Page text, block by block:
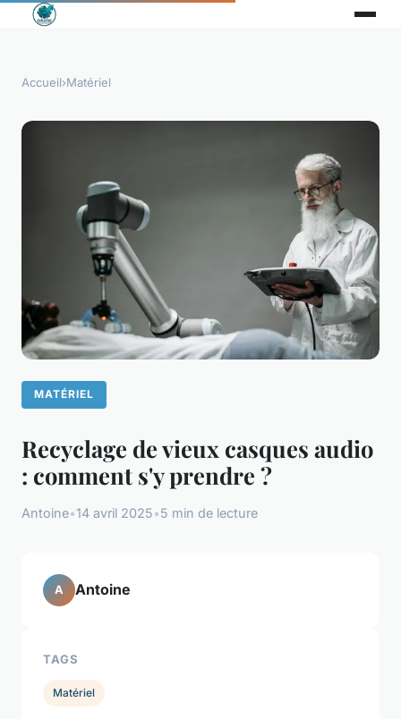
Accueil›Matériel
MATÉRIEL
Recyclage de vieux casques audio
: comment s'y prendre ?
Antoine•14 avril 2025•5 min de lecture
A Antoine
TAGS
Matériel